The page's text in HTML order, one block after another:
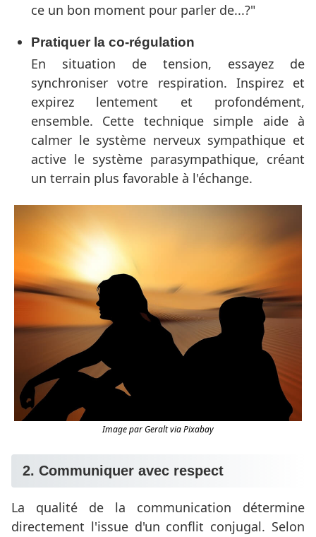
ce un bon moment pour parler de...?"
Pratiquer la co-régulation
En situation de tension, essayez de
synchroniser votre respiration. Inspirez et
expirez lentement et profondément,
ensemble. Cette technique simple aide à
calmer le système nerveux sympathique et
active le système parasympathique, créant
un terrain plus favorable à l'échange.
Image par Geralt via Pixabay
2. Communiquer avec respect
La qualité de la communication détermine
directement l'issue d'un conflit conjugal. Selon